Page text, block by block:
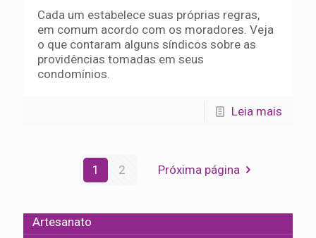
Cada um estabelece suas próprias regras,
em comum acordo com os moradores. Veja
o que contaram alguns síndicos sobre as
providências tomadas em seus
condomínios.
Leia mais
1 2 Próxima página
Artesanato